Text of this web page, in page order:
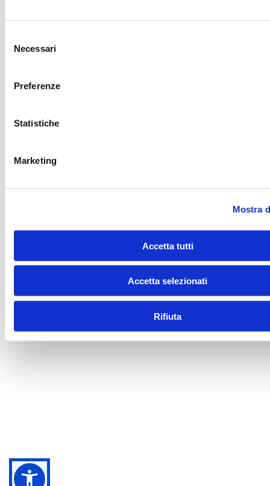
delNecessari
Preferenze
Statistiche
Marketing
Mostra
Accetta tutti
Accetta selezionati
Rifiuta
Via Torino 160-162 – 10036
Contacts
di Milano al n. 1951643 - Capitale sociale: Euro 30.000 i.v.